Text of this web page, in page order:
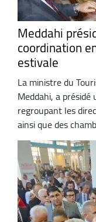
Meddahi
coordination
estivale
La ministre du
Meddahi, a
regroupant les
ainsi que des